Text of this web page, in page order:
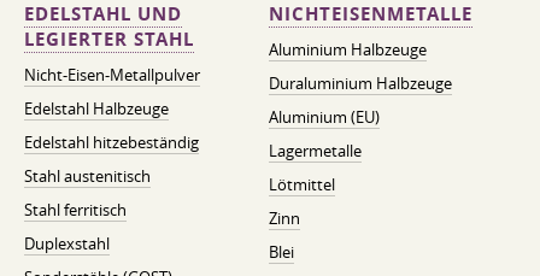
EDELSTAHL UND
LEGIERTER STAHL
Nicht-Eisen-Metallpulver
Edelstahl Halbzeuge
Edelstahl hitzebeständig
Stahl austenitisch
Stahl ferritisch
Duplexstahl
NICHTEISENMETALLE
Aluminium Halbzeuge
Duraluminium Halbzeuge
Aluminium (EU)
Lagermetalle
Lötmittel
Zinn
Blei